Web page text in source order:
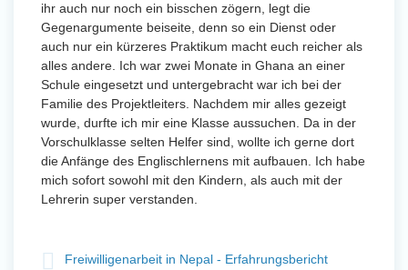
ihr auch nur noch ein bisschen zögern, legt die
Gegenargumente beiseite, denn so ein Dienst oder
auch nur ein kürzeres Praktikum macht euch reicher als
alles andere. Ich war zwei Monate in Ghana an einer
Schule eingesetzt und untergebracht war ich bei der
Familie des Projektleiters. Nachdem mir alles gezeigt
wurde, durfte ich mir eine Klasse aussuchen. Da in der
Vorschulklasse selten Helfer sind, wollte ich gerne dort
die Anfänge des Englischlernens mit aufbauen. Ich habe
mich sofort sowohl mit den Kindern, als auch mit der
Lehrerin super verstanden.
Freiwilligenarbeit in Nepal - Erfahrungsbericht